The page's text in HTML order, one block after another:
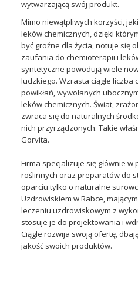
wytwarzającą swój produkt.
Mimo niewątpliwych korzyści,
leków chemicznych, dzięki
być groźne dla życia, notuje się
zaufania do chemioterapii i
syntetyczne powodują wiele
ludzkiego. Wzrasta ciągle liczba
powikłań, wywołanych
leków chemicznych. Świat,
zwraca się do naturalnych
nich przyrządzonych. Takie
Gorvita.
Firma specjalizuje się głównie
roślinnych oraz preparatów do
oparciu tylko o naturalne
Uzdrowiskiem w Rabce,
leczeniu uzdrowiskowym z
stosuje je do projektowania i
Ciągle rozwija swoją ofertę,
jakość swoich produktów.